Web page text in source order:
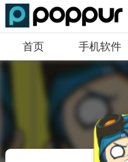
首页 手机软件